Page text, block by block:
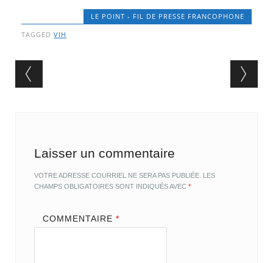
LE POINT - FIL DE PRESSE FRANCOPHONE
TAGGEDVIH
Post navigation
Laisser un commentaire
VOTRE ADRESSE COURRIEL NE SERA PAS PUBLIÉE. LES
CHAMPS OBLIGATOIRES SONT INDIQUÉS AVEC*
COMMENTAIRE *